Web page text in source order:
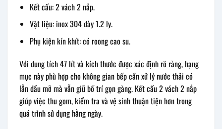
Kết cấu: 2 vách 2 nắp.
Vật liệu: inox 304 dày 1.2 ly.
Phụ kiện kín khít: có roong cao su.
Với dung tích 47 lít và kích thước được xác định rõ ràng, hạng
mục này phù hợp cho không gian bếp cần xử lý nước thải có
lẫn dầu mỡ mà vẫn giữ bố trí gọn gàng. Kết cấu 2 vách 2 nắp
giúp việc thu gom, kiểm tra và vệ sinh thuận tiện hơn trong
quá trình sử dụng hằng ngày.